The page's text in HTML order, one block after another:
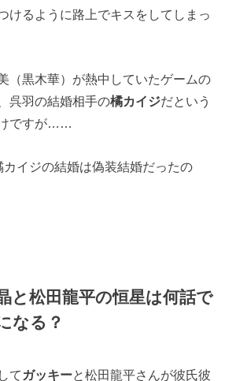
けるように路上でキスをしてしまっ
（黒木華）が熱中していたゲームの
呉羽の結婚相手の橘カイジだという
ですが……
イジの結婚は偽装結婚だったの
と松田龍平の恒星は何話で
なる？
て ガッキーと松田龍平さんが彼氏彼